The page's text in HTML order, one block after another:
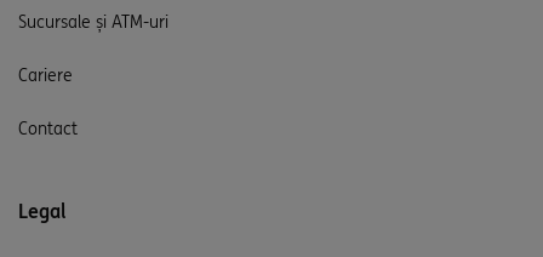
Sucursale și ATM-uri
Cariere
Contact
Legal